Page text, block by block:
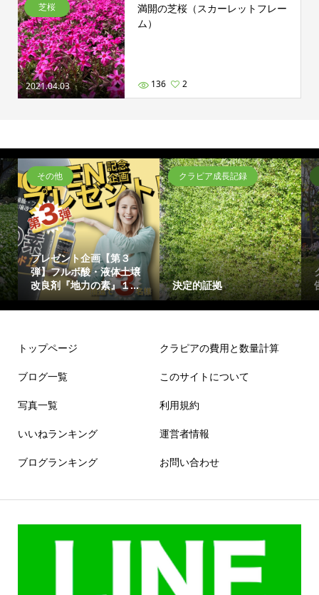
2021.04.03
芝桜
満開の芝桜（スカーレットフレー
ム）
136 2
その他
プレゼント企画【第３
弾】フルボ酸・液体土壌
改良剤『地力の素』１...
クラピア成長記録
決定的証拠
トップページ
ブログ一覧
写真一覧
いいねランキング
ブログランキング
クラピアの費用と数量計算
このサイトについて
利用規約
運営者情報
お問い合わせ